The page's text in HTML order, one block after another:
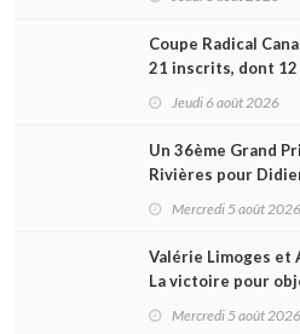
Coupe Radical
21 inscrits, dont 12
et un premier gain
Jeudi 6 août 2026
Un 36ème Grand
Rivières pour
et une première en
Mercredi 5 août 2026
Valérie Limoges et
La victoire pour
dans trois séries
Mercredi 5 août 2026